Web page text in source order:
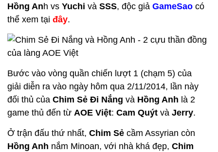
Hồng Anh vs Yuchi và SSS, độc giả GameSao có
thể xem tại đây.
Bước vào vòng quần chiến lượt 1 (chạm 5) của
giải diễn ra vào ngày hôm qua 2/11/2014, lần này
đối thủ của Chim Sẻ Đi Nắng và Hồng Anh là 2
game thủ đến từ AOE Việt: Cam Quýt và Jerry.
Ở trận đấu thứ nhất, Chim Sẻ cầm Assyrian còn
Hồng Anh nắm Minoan, với nhà khá đẹp, Chim